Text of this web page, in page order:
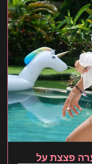
פצצת על